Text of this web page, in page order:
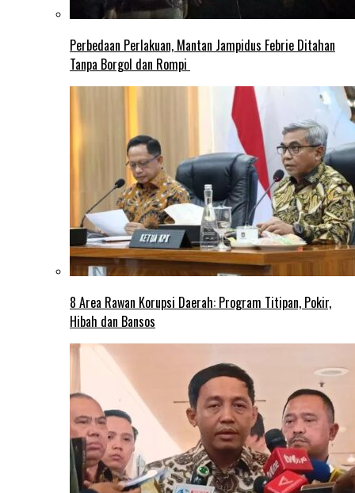
Perbedaan Perlakuan, Mantan Jampidus Febrie Ditahan
Tanpa Borgol dan Rompi
8 Area Rawan Korupsi Daerah: Program Titipan, Pokir,
Hibah dan Bansos